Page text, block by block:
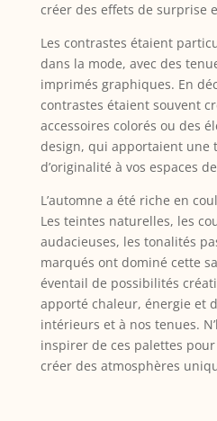
créer des effets de surprise
Les contrastes étaient
dans la mode, avec des
imprimés graphiques. En
contrastes étaient souvent
accessoires colorés ou des
design, qui apportaient une
d’originalité à vos espaces
L’automne a été riche en
Les teintes naturelles, les
audacieuses, les tonalités
marqués ont dominé cette
éventail de possibilités
apporté chaleur, énergie et
intérieurs et à nos tenues.
inspirer de ces palettes
créer des atmosphères